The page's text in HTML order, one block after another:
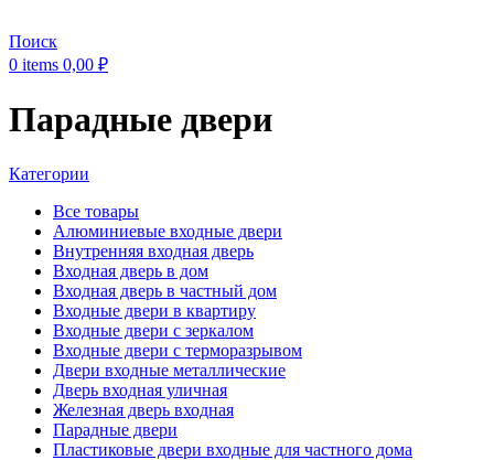
Поиск
0 items 0,00 ₽
Парадные двери
Категории
Все товары
Алюминиевые входные двери
Внутренняя входная дверь
Входная дверь в дом
Входная дверь в частный дом
Входные двери в квартиру
Входные двери с зеркалом
Входные двери с терморазрывом
Двери входные металлические
Дверь входная уличная
Железная дверь входная
Парадные двери
Пластиковые двери входные для частного дома